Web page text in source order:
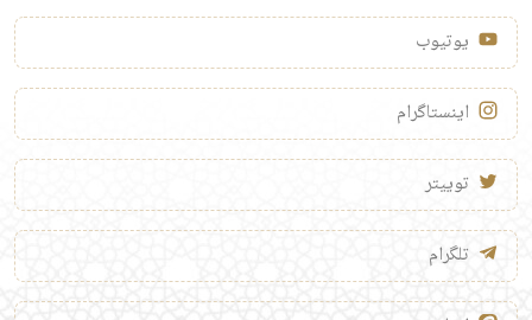
یوتیوب
اینستاگرام
توییتر
تلگرام